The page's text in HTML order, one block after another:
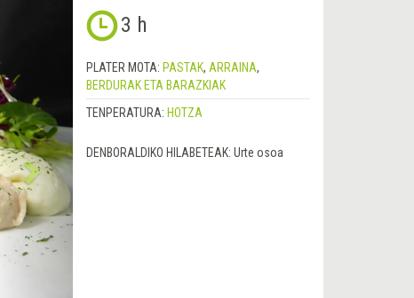
Hurrengoa
&rsaquo; 3 h
PLATER MOTA: PASTAK, ARRAINA,
BERDURAK ETA BARAZKIAK
TENPERATURA: HOTZA
DENBORALDIKO HILABETEAK: Urte osoa